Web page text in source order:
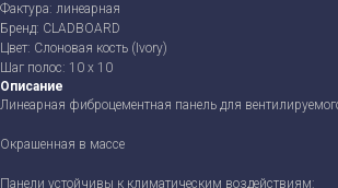
Фактура: линеарная
Бренд: CLADBOARD
Цвет: Слоновая кость (Ivory)
Шаг полос: 10 х 10
Описание
Линеарная фиброцементная панель для
Окрашенная в массе
Панели устойчивы к климатическим воздействиям: